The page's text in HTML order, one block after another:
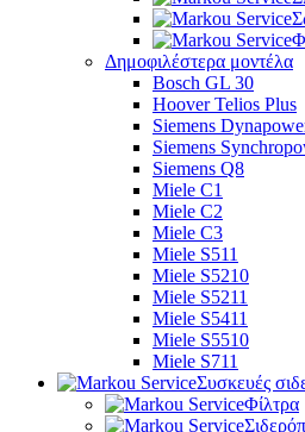
Δημοφιλέστερα μοντέλα
Bosch GL 30
Hoover Telios Plus
Siemens
Siemens
Siemens Q8
Miele C1
Miele C2
Miele C3
Miele S511
Miele S5210
Miele S5211
Miele S5411
Miele S5510
Miele S711
Συσκευές
Φίλτρα